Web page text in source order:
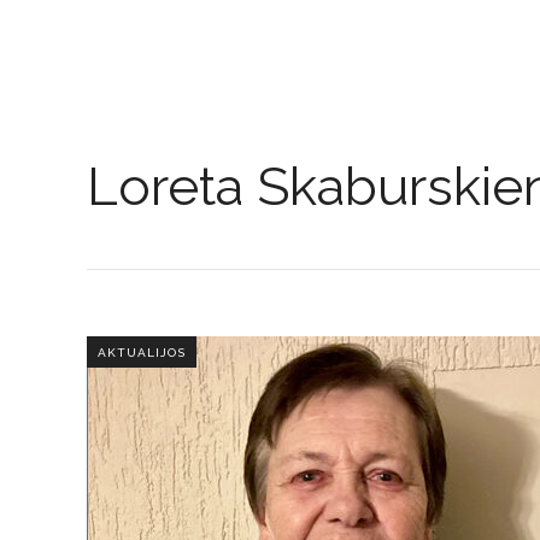
Loreta
AKTUALIJOS